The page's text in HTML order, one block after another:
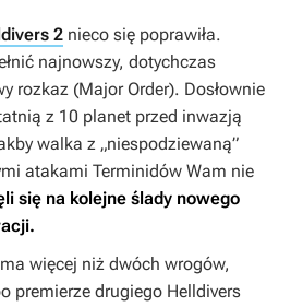
2 nieco się poprawiła.
najnowszy, dotychczas
rozkaz (Major Order). Dosłownie
z 10 planet przed inwazją
walka z „niespodziewaną”
atakami Terminidów Wam nie
się na kolejne ślady nowego
więcej niż dwóch wrogów,
premierze drugiego Helldivers